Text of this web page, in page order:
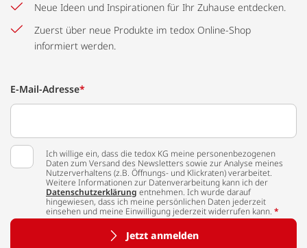
Neue Ideen und Inspirationen für Ihr Zuhause entdecken.
Zuerst über neue Produkte im tedox Online-Shop
informiert werden.
E-Mail-Adresse*
Ich willige ein, dass die tedox KG meine personenbezogenen
Daten zum Versand des Newsletters sowie zur Analyse meines
Nutzerverhaltens (z.B. Öffnungs- und Klickraten) verarbeitet.
Weitere Informationen zur Datenverarbeitung kann ich der
Datenschutzerklärung entnehmen. Ich wurde darauf
hingewiesen, dass ich meine persönlichen Daten jederzeit
einsehen und meine Einwilligung jederzeit widerrufen kann. *
Jetzt anmelden